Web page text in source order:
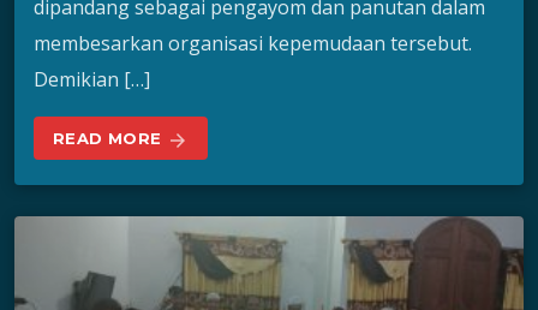
dipandang sebagai pengayom dan panutan dalam
membesarkan organisasi kepemudaan tersebut.
Demikian […]
READ MORE arrow_forward